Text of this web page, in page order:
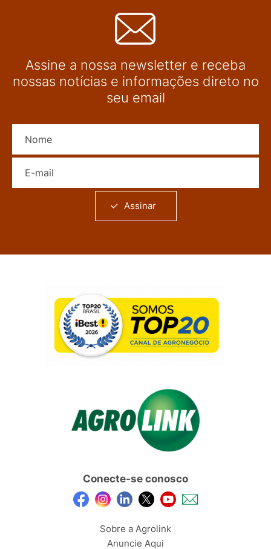
Assine a nossa newsletter e receba
nossas notícias e informações direto no
seu email
Assinar
Conecte-se conosco
Sobre a Agrolink
Anuncie Aqui